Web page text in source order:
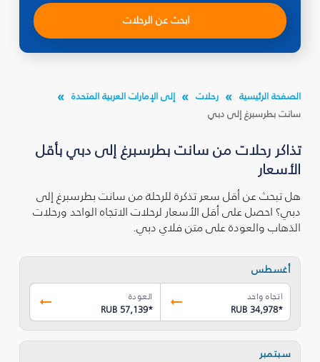
ابحث عن الرحلات
الصفحة الرئيسية رحلات
إلى الإمارات العربية المتحدة
سانت بطرسبرغ إلى دبي
تذاكر رحلات من سانت بطرسبرغ إلى دبي بأقل
الأسعار
هل تبحث عن أقل سعر تذكرة للرحلة من سانت بطرسبرغ إلى
دبي؟ احصل على أقل الأسعار لرحلات الاتجاه الواحد ورحلات
الذهاب والعودة على متن فلاي دبي.
أغسطس
اتجاه واحد
RUB 34,978*
العودة
RUB 57,139*
سبتمبر